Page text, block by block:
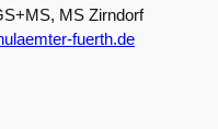
MS Zirndorf
fuerth.de